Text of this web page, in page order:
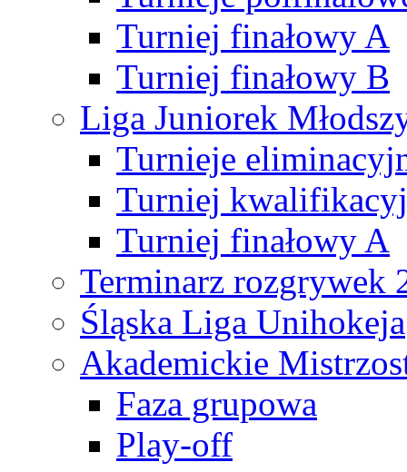
Turniej finałowy A
Turniej finałowy B
Liga Juniorek
Turnieje
Turniej
Turniej finałowy A
Terminarz rozgrywek
Śląska Liga Unihokeja
Akademickie
Faza grupowa
Play-off